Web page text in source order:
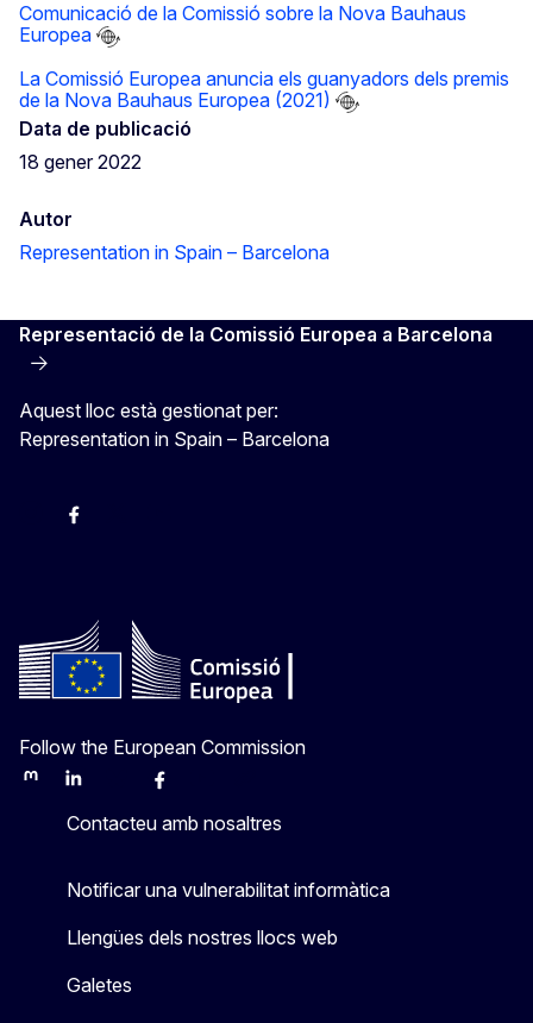
Comunicació de la Comissió sobre la Nova Bauhaus
Europea
La Comissió Europea anuncia els guanyadors dels premis
de la Nova Bauhaus Europea (2021)
Data de publicació
18 gener 2022
Autor
Representation in Spain – Barcelona
Representació de la Comissió Europea a Barcelona
Aquest lloc està gestionat per:
Representation in Spain – Barcelona
InstagramFacebook
Follow the European Commission
MastodonLinkedInBlueskyFacebook
Contacteu amb nosaltres
Notificar una vulnerabilitat informàtica
Llengües dels nostres llocs web
Galetes